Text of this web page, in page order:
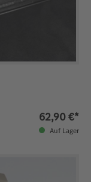
62,90 €*
Auf Lager